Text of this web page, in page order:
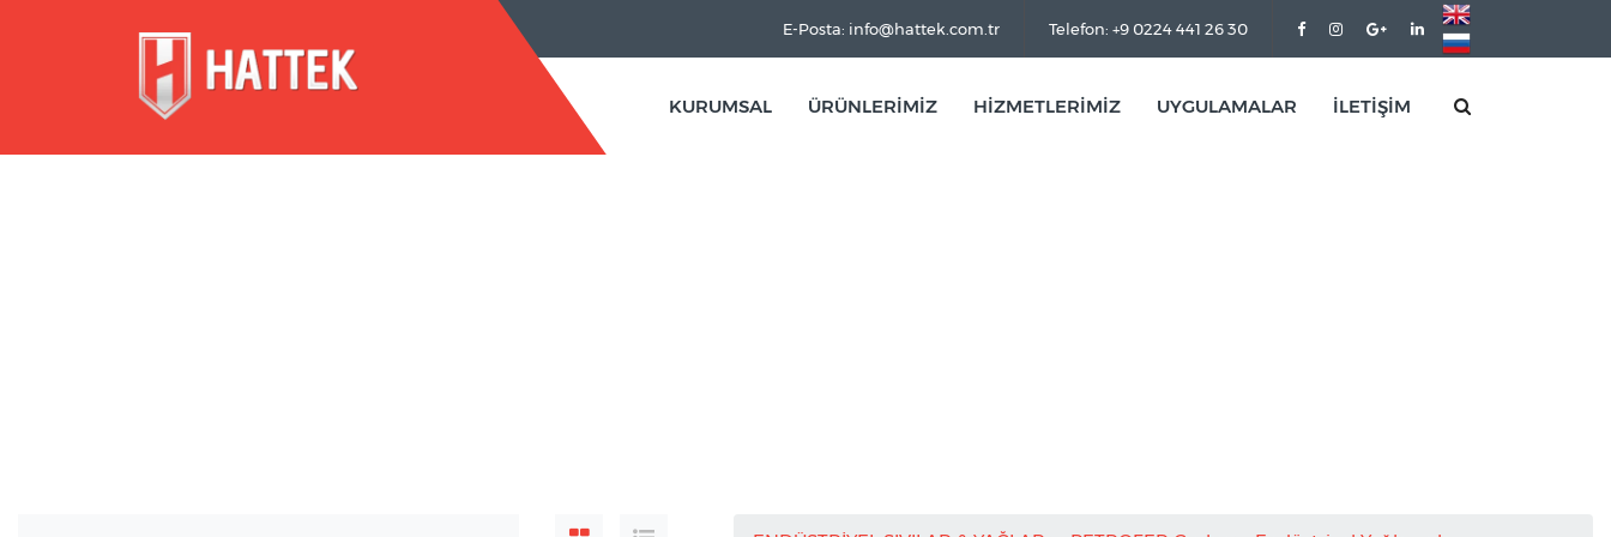
E-Posta: info@hattek.com.tr Telefon: +9 0224 441 26 30
KURUMSAL ÜRÜNLERİMİZ HİZMETLERİMİZ UYGULAMALAR İLETİŞİM